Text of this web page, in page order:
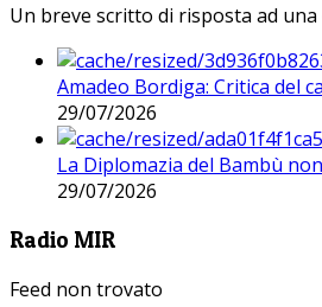
Un breve scritto di risposta ad
Amadeo Bordiga: Critica del
29/07/2026
La Diplomazia del Bambù
29/07/2026
Radio MIR
Feed non trovato